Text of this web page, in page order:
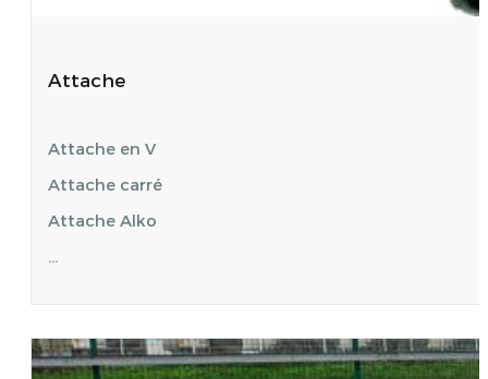
Attache
Attache en V
Attache carré
Attache Alko
…